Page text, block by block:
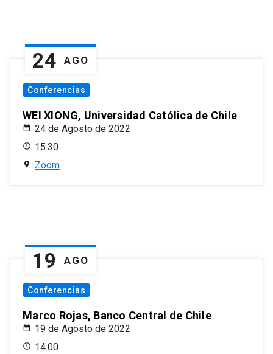
24 AGO
Conferencias
WEI XIONG, Universidad Católica de Chile
24 de Agosto de 2022
15:30
Zoom
19 AGO
Conferencias
Marco Rojas, Banco Central de Chile
19 de Agosto de 2022
14:00